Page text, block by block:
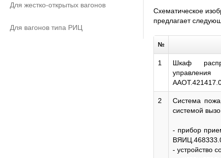
Для жестко-открытых вагонов
Для вагонов типа РИЦ
Схематическое
предлагает
№
1
Шкаф
2
Система
системой
- прибор
- устройство